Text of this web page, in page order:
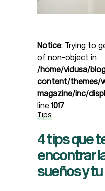
Notice: Trying to
of non-object in
/home/vidusa/
content/themes/
magazine/inc/
line 1017
Tips
4 tips que
encontrar
sueños y